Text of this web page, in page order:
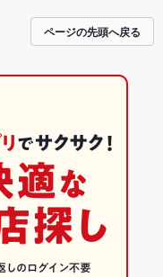
ページの先頭へ戻る